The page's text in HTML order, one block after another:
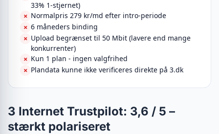
33% 1-stjernet)
✗ Normalpris 279 kr/md efter intro-periode
✗ 6 måneders binding
✗ Upload begrænset til 50 Mbit (lavere end mange
konkurrenter)
✗ Kun 1 plan - ingen valgfrihed
✗ Plandata kunne ikke verificeres direkte på 3.dk
3 Internet Trustpilot: 3,6 / 5 –
stærkt polariseret